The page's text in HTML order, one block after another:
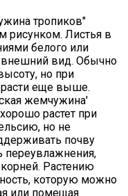
тропиков"
рисунком. Листья в
белого или
внешний вид. Обычно
но при
еще выше.
жемчужина'
растет при
но не
почву
переувлажнения,
Растению
которую можно
или помещая